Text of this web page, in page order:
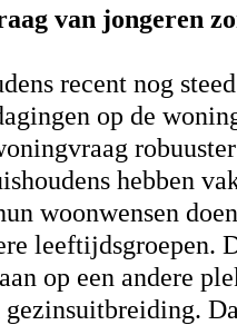
van jongeren
recent nog
op de
hebben
woonwensen
leeftijdsgroepen.
op een andere
gezinsuitbreiding.